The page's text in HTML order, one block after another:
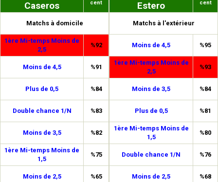
Caseros
cent
Matchs à domicile
1ère Mi-temps Moins de
2,5
%92
Moins de 4,5 %91
Plus de 0,5 %84
Double chance 1/N %83
Moins de 3,5 %82
1ère Mi-temps Moins de
1,5
%75
Moins de 2,5 %65
Estero
cent
Matchs à l'extérieur
Moins de 4,5 %95
1ère Mi-temps Moins de
2,5
%93
Moins de 3,5 %84
Plus de 0,5 %81
1ère Mi-temps Moins de
1,5
%80
Double chance 1/N %76
Moins de 2,5 %68